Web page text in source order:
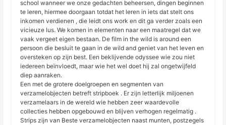
school wanneer we onze gedachten beheersen, dingen beginnen
te leren, hiermee doorgaan totdat het leren in iets dat stelt ons
inkomen verdienen , die leidt ons work en dit ga verder zoals een
vicieuze lus. We komen in elementen naar een maatregel dat we
vaak vergeet eigen bestaan. De film in the wild is around een
persoon die besluit te gaan in de wild and geniet van het leven en
oversteken op zijn best. Een beklijvende odyssee wie zou niet
iedereen beïnvloedt, maar wie het wel doet hij zal ongetwijfeld
diep aanraken.
Een met de grotere doelgroepen en segmenten van
verzamelobjecten betreft stripboek . Er zijn letterlijk miljoenen
verzamelaars in de wereld wie hebben zeer waardevolle
collecties hebben opgebouwd en blijven verhogen regelmatig .
Strips zijn van Beste verzamelobjecten naast munten, postzegels